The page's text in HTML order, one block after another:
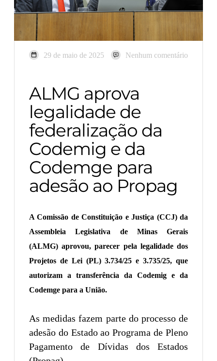
29 de maio de 2025 Nenhum comentário
ALMG aprova
legalidade de
federalização da
Codemig e da
Codemge para
adesão ao Propag
A Comissão de Constituição e Justiça (CCJ) da
Assembleia Legislativa de Minas Gerais
(ALMG) aprovou, parecer pela legalidade dos
Projetos de Lei (PL) 3.734/25 e 3.735/25, que
autorizam a transferência da Codemig e da
Codemge para a União.
As medidas fazem parte do processo de
adesão do Estado ao Programa de Pleno
Pagamento de Dívidas dos Estados